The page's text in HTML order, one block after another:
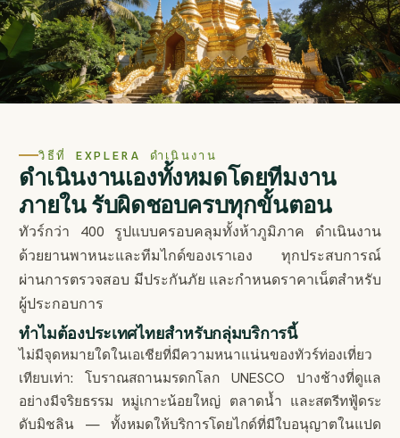
วิธีที่ EXPLERA ดำเนินงาน
ดำเนินงานเองทั้งหมดโดยทีมงาน
ภายใน รับผิดชอบครบทุกขั้นตอน
ทัวร์กว่า 400 รูปแบบครอบคลุมทั้งห้าภูมิภาค ดำเนินงาน
ด้วยยานพาหนะและทีมไกด์ของเราเอง ทุกประสบการณ์
ผ่านการตรวจสอบ มีประกันภัย และกำหนดราคาเน็ตสำหรับ
ผู้ประกอบการ
ทำไมต้องประเทศไทยสำหรับกลุ่มบริการนี้
ไม่มีจุดหมายใดในเอเชียที่มีความหนาแน่นของทัวร์ท่องเที่ยว
เทียบเท่า: โบราณสถานมรดกโลก UNESCO ปางช้างที่ดูแล
อย่างมีจริยธรรม หมู่เกาะน้อยใหญ่ ตลาดน้ำ และสตรีทฟู้ดระ
ดับมิชลิน — ทั้งหมดให้บริการโดยไกด์ที่มีใบอนุญาตในแปด